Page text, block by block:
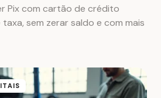
Pix com cartão de crédito
sem zerar saldo e com mais